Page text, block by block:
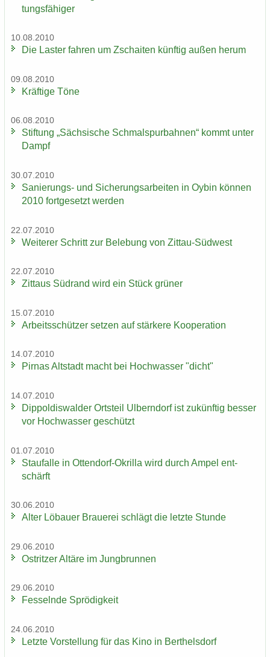
tungs­fä­hi­ger
10.08.2010
Die Las­ter fah­ren um Zschai­ten künf­tig außen herum
09.08.2010
Kräf­ti­ge Töne
06.08.2010
Stif­tung „Säch­si­sche Schmal­spur­bah­nen“ kommt unter
Dampf
30.07.2010
Sanierungs-​ und Si­che­rungs­ar­bei­ten in Oybin kön­nen
2010 fort­ge­setzt wer­den
22.07.2010
Wei­te­rer Schritt zur Be­le­bung von Zittau-​Südwest
22.07.2010
Zit­taus Süd­rand wird ein Stück grü­ner
15.07.2010
Ar­beits­schüt­zer set­zen auf stär­ke­re Ko­ope­ra­ti­on
14.07.2010
Pirnas Alt­stadt macht bei Hoch­was­ser "dicht"
14.07.2010
Di­ppol­dis­wal­der Orts­teil Ulb­ern­dorf ist zu­künf­tig bes­ser
vor Hoch­was­ser ge­schützt
01.07.2010
Stau­f­al­le in Ottendorf-​Okrilla wird durch Ampel ent­
schärft
30.06.2010
Alter Lö­bau­er Braue­rei schlägt die letz­te Stun­de
29.06.2010
Ost­rit­zer Al­tä­re im Jung­brun­nen
29.06.2010
Fes­seln­de Sprö­dig­keit
24.06.2010
Letz­te Vor­stel­lung für das Kino in Bert­hels­dorf